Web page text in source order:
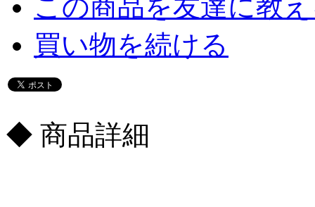
この商品を友達に教
買い物を続ける
◆ 商品詳細